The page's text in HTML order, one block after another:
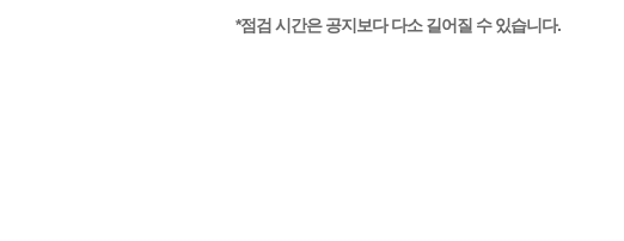
*점검 시간은 공지보다 다소 길어질 수 있습니다.